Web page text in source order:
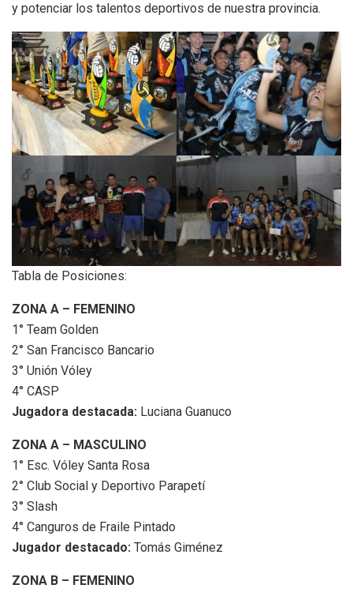
y potenciar los talentos deportivos de nuestra provincia.
Tabla de Posiciones:
ZONA A – FEMENINO
1° Team Golden
2° San Francisco Bancario
3° Unión Vóley
4° CASP
Jugadora destacada: Luciana Guanuco
ZONA A – MASCULINO
1° Esc. Vóley Santa Rosa
2° Club Social y Deportivo Parapetí
3° Slash
4° Canguros de Fraile Pintado
Jugador destacado: Tomás Giménez
ZONA B – FEMENINO